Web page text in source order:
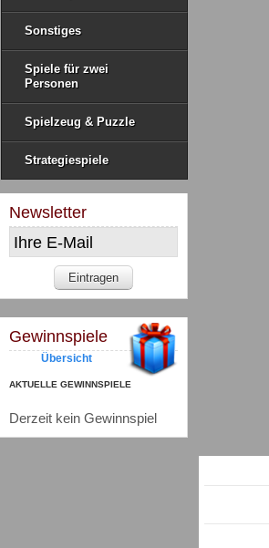
Sonstiges
Spiele für zwei
Personen
Spielzeug & Puzzle
Strategiespiele
Newsletter
Gewinnspiele
Übersicht
AKTUELLE GEWINNSPIELE
Derzeit kein Gewinnspiel